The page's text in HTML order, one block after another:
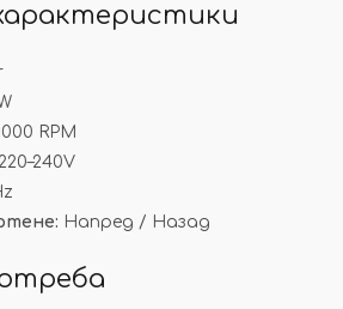
RPM
220–240V
Напред / Назад